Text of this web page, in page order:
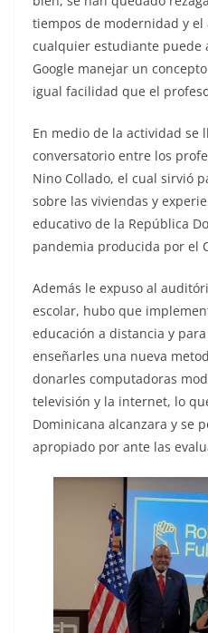
tiempos de modernidad y el
cualquier estudiante puede
Google manejar un
igual facilidad que el
En medio de la actividad se
conversatorio entre los
Nino Collado, el cual sirvió
sobre las viviendas y
educativo de la República
pandemia producida por el
Además le expuso al
escolar, hubo que
educación a distancia y
enseñarles una nueva
donarles computadoras
televisión y la internet, lo
Dominicana alcanzara y se
apropiado por ante las